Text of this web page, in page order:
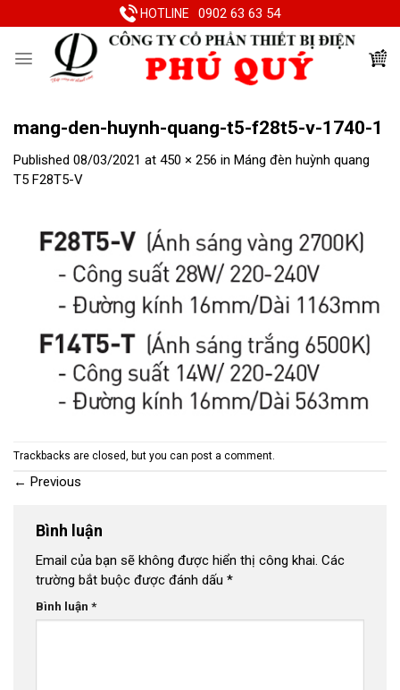
to
HOTLINE 0902 63 63 54
mang-den-huynh-quang-t5-f28t5-v-1740-1
Published 08/03/2021 at 450 × 256 in Máng đèn huỳnh quang
T5 F28T5-V
Trackbacks are closed, but you can post a comment.
← Previous
Bình luận
Email của bạn sẽ không được hiển thị công khai. Các
trường bắt buộc được đánh dấu *
Bình luận *